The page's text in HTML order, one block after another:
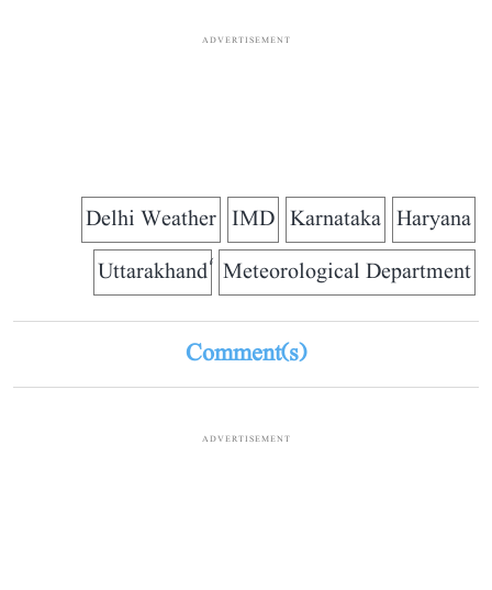
ADVERTISEMENT
Haryana
Karnataka
IMD
Delhi Weather
Meteorological Department
Comment(s)
ADVERTISEMENT